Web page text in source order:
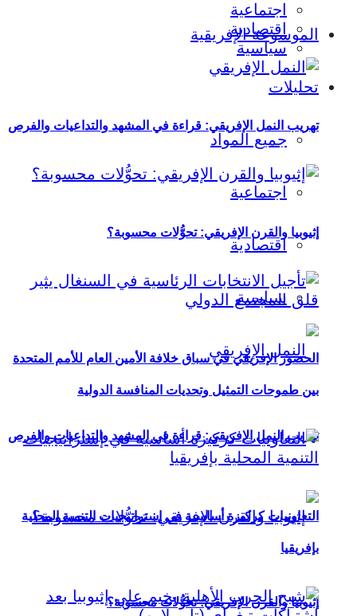
الموسوعة الإفريقية
تحليلات
جميع المواد
اجتماعية
اقتصادية
سياسية
تهريب النمل الإفريقي: قراءة في المشهد والتداعيات والفرص
إثيوبيا والقرن الإفريقي: تحوُّلات محسوبة؟
اجتماعية
اقتصادية
سياسية
تهريب النمل الإفريقي: قراءة في المشهد والتداعيات والفرص
إثيوبيا والقرن الإفريقي: تحوُّلات محسوبة؟
الحضور الإفريقي في سباق خلافة الأمين العام للأمم المتحدة
بين طموحات التمثيل وتحديات المنافسة الدولية
التعاونيات كركيزة أساسية في إستراتيجيات التنمية المحلية
بإفريقيا